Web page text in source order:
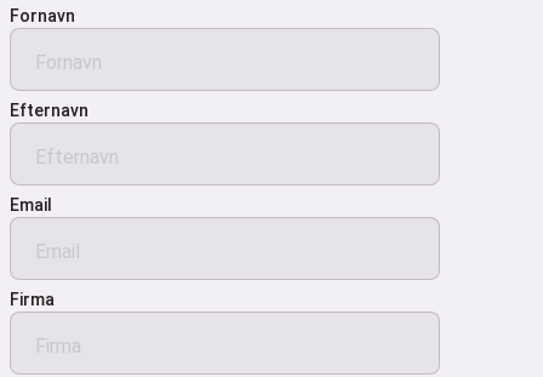
Fornavn
Efternavn
Email
Firma